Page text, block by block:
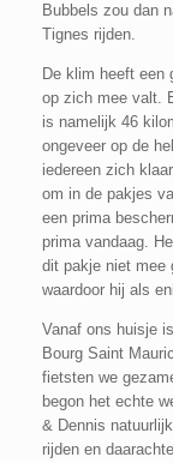
Bubbels zou dan
Tignes rijden.
De klim heeft een
op zich mee valt.
is namelijk 46
ongeveer op de
iedereen zich
om in de pakjes
een prima
prima vandaag.
dit pakje niet mee
waardoor hij als
Vanaf ons huisje
Bourg Saint
fietsten we
begon het echte
& Dennis
rijden en